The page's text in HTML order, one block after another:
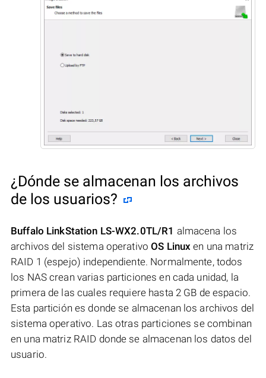
¿Dónde se almacenan los archivos
de los usuarios?
Buffalo LinkStation LS-WX2.0TL/R1 almacena los
archivos del sistema operativoOS Linux en una matriz
RAID 1 (espejo) independiente. Normalmente, todos
los NAS crean varias particiones en cada unidad, la
primera de las cuales requiere hasta 2 GB de espacio.
Esta partición es donde se almacenan los archivos del
sistema operativo. Las otras particiones se combinan
en una matriz RAID donde se almacenan los datos del
usuario.